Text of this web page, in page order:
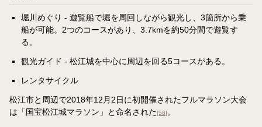
堀川めぐり - 遊覧船で堀を周回しながら観光し、3箇所から乗
船が可能。2つのコースがあり、3.7kmを約50分間で遊覧す
る。
観光ガイド - 松江城を中心に周辺を回る5コースがある。
レンタサイクル
松江市と周辺で2018年12月2日に初開催されたフルマラソン大会
は「国宝松江城マラソン」と命名された[58] 。